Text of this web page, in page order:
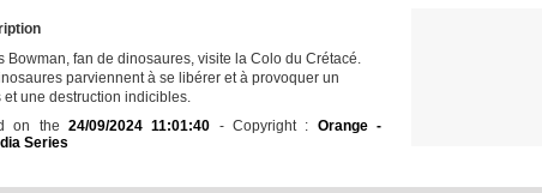
Bowman, fan de dinosaures, visite la Colo du Crétacé.
parviennent à se libérer et à provoquer un
et une destruction indicibles.
on the 24/09/2024 11:01:40 - Copyright : Orange -
Series